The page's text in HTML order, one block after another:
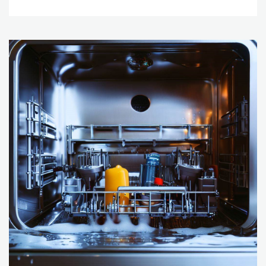
غسالة الصحون بانتظام لضمان عدم انسداده. ويمكن القيام
بذلك عن طريق إزالة الفلتر وشطفه بالماء الجاري. وفي حالة
وجود أي بقايا صلبة على الفلتر، يمكن استخدام فرشاة
لتنظيفها. تنظيف الأذرع الدوارة: يجب تنظيف الأذرع الدوارة
لضمان تدفق المياه بشكل صحيح. ويمكن القيام بذلك عن
طريق إزالة الأذرع وشطفها بالماء الجاري. وفي حالة وجود
أي بقايا صلبة على الأذرع، يمكن استخدام فرشاة لتنظيفها.
استخدام منظفات خاصة: يوجد العديد من المنظفات الخاصة
بغسالات الصحون، والتي تساعد على إزالة الشحوم والروائح
الكريهة. ويجب اختيار منظفات آمنة للاستخدام مع غسالة
الصحون فيستل. التحقق من الأنابيب: يجب التحقق من أن
الأنابيب المتصلة بغسالة الصحون فيستل غير مسدودة
وتعمل بشكل صحيح. ويمكن استخدام خرطوم الماء لتنظيف
الأنابيب إذا لزم الأمر. الحفاظ على الباب والختم: يجب التحقق
من أن الباب محكم الإغلاق ولا يوجد أي تسريب للماء. وإذا